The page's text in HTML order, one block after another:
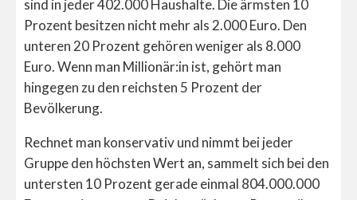
sind in jeder 402.000 Haushalte. Die ärmsten 10
Prozent besitzen nicht mehr als 2.000 Euro. Den
unteren 20 Prozent gehören weniger als 8.000
Euro. Wenn man Millionär:in ist, gehört man
hingegen zu den reichsten 5 Prozent der
Bevölkerung.
Rechnet man konservativ und nimmt bei jeder
Gruppe den höchsten Wert an, sammelt sich bei den
untersten 10 Prozent gerade einmal 804.000.000